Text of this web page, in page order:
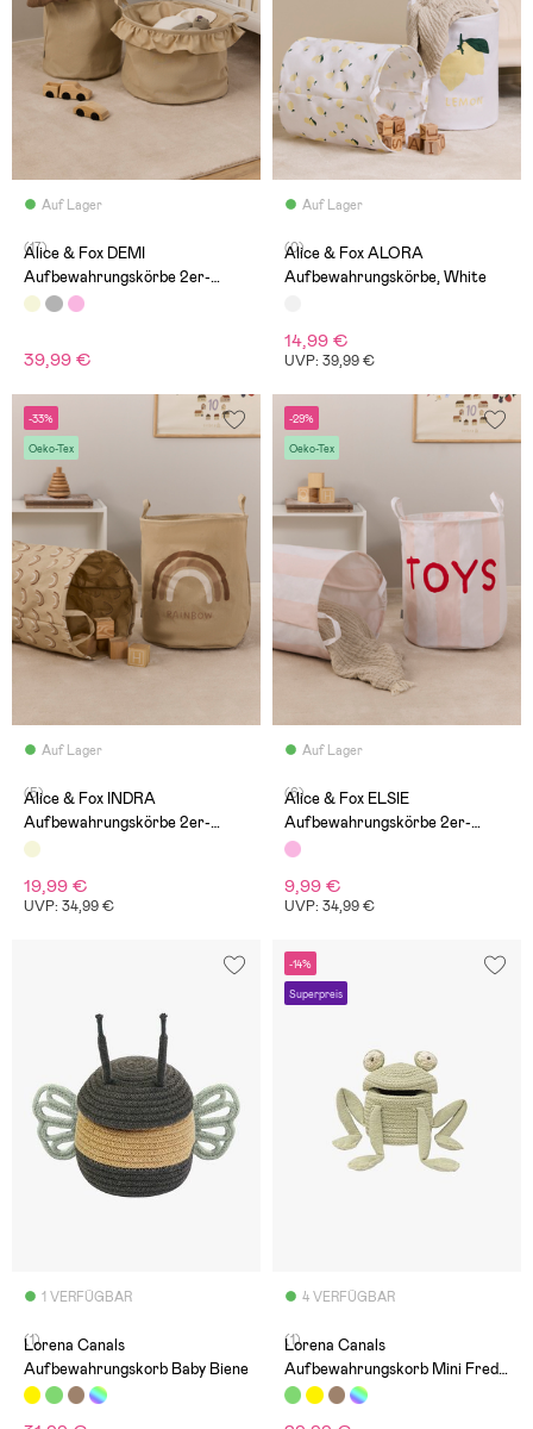
Auf Lager
(17)
Alice & Fox DEMI
Aufbewahrungskörbe 2er-
Pack, Beige Linen
39,99 €
Auf Lager
(0)
Alice & Fox ALORA
Aufbewahrungskörbe, White
14,99 €
UVP: 39,99 €
-33%
Oeko-Tex
Auf Lager
(5)
Alice & Fox INDRA
Aufbewahrungskörbe 2er-
Pack, Nature
19,99 €
UVP: 34,99 €
-29%
Oeko-Tex
Auf Lager
(6)
Alice & Fox ELSIE
Aufbewahrungskörbe 2er-
Pack, Rosa
9,99 €
UVP: 34,99 €
1 VERFÜGBAR
(1)
Lorena Canals
Aufbewahrungskorb Baby Biene
-14%
Superpreis
4 VERFÜGBAR
(1)
Lorena Canals
Aufbewahrungskorb Mini Fred
the Frog